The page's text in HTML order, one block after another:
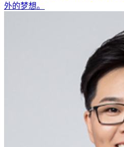
外的梦想。